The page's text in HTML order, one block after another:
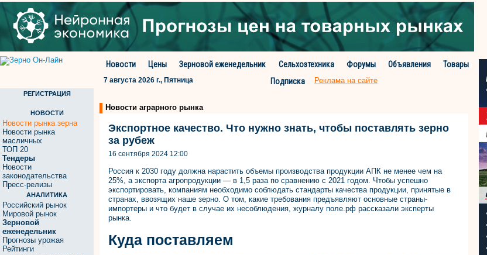
Новости Цены Зерновой еженедельник Сельхозтехника Форумы Объявления
Товары
Подписка
7 августа 2026 г., Пятница Реклама на сайте
РЕГИСТРАЦИЯ
НОВОСТИ
Новости рынка зерна
Новости рынка
масличных
ТОП 20
Тендеры
Новости
законодательства
Пресс-релизы
АНАЛИТИКА
Российский рынок
Мировой рынок
Зерновой
еженедельник
Прогнозы урожая
Рейтинги
Новости аграрного рынка
Экспортное качество. Что нужно знать, чтобы поставлять зерно
за рубеж
16 сентября 2024 12:00
Россия к 2030 году должна нарастить объемы производства продукции АПК не менее чем на
25%, а экспорта агропродукции — в 1,5 раза по сравнению с 2021 годом. Чтобы успешно
экспортировать, компаниям необходимо соблюдать стандарты качества продукции, принятые в
странах, ввозящих наше зерно. О том, какие требования предъявляют основные страны-
импортеры и что будет в случае их несоблюдения, журналу поле.рф рассказали эксперты
рынка.
Куда поставляем